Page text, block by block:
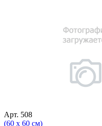
Арт. 508
(60 х 60 см)